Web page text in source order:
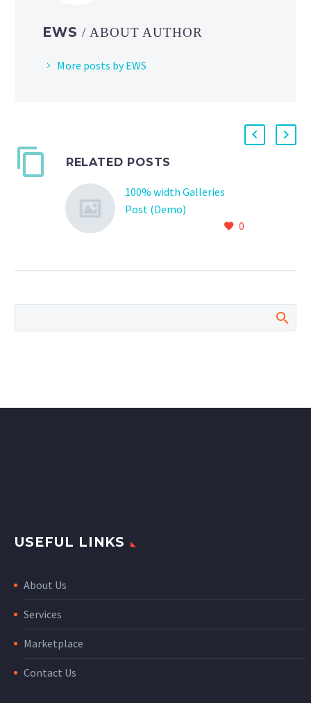
EWS / ABOUT AUTHOR
More posts by EWS
RELATED POSTS
100% width Galleries
Post (Demo)
sagittis sem nibh id elit.
0
USEFUL LINKS
About Us
Services
Marketplace
Contact Us